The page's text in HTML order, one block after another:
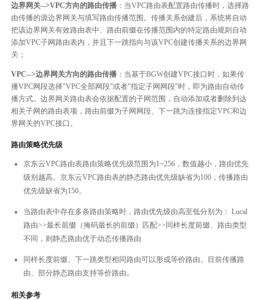
边界网关-->VPC方向的路由传播 ：当VPC路由表配置路由传播时，选择路
由传播的源边界网关与填写路由传播范围。传播关系创建后，系统将自动
把该边界网关有效路由表中、路由前缀在传播范围内的特定路由规则自动
添加VPC子网路由表内，并且下一跳指向与该VPC创建传播关系的边界网
关；
VPC-->边界网关方向的路由传播 ：当基于BGW创建VPC接口时，如果传
播VPC网段选择"VPC全部网段"或者"指定子网网段"时，即为路由自动传
播方式。边界网关路由表会依据配置的子网范围，自动添加或者删除到达
相关子网的路由表项，路由前缀为子网网段、下一跳为连接指定VPC和边
界网关的VPC接口。
路由策略优先级
京东云VPC路由表路由策略优先级范围为1~256，数值越小，路由优先
级别越高。京东云VPC路由表的静态路由优先级缺省为100，传播路由
优先级缺省为150。
当路由表中存在多条路由策略时，路由优先级由高至低分别为： Local
路由>>最长前缀（掩码最长的前缀）匹配>>同样长度前缀、路由类型
不同，则静态路由优于动态传播路由
同样长度前缀、下一跳类型相同路由可以形成等价路由。目前传播路
由、部分静态路由支持等价路由。
相关参考